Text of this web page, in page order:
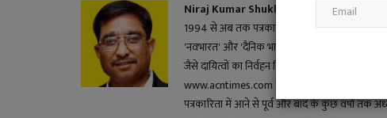
Niraj Kumar Shukla
1994 से अब तक पत्रकारिता के क्षेत्र में सक्रिय। इस
'नवभारत' और 'दैनिक भास्कर' सहित विभिन्न
जैसे दायित्वों का निर्वहन किया। हिंदी ब्लॉगर और
www.acntimes.com के मुख्य संपादक के दायित्व में।
पत्रकारिता में आने से पूर्व और बाद के कुछ वर्षों तक